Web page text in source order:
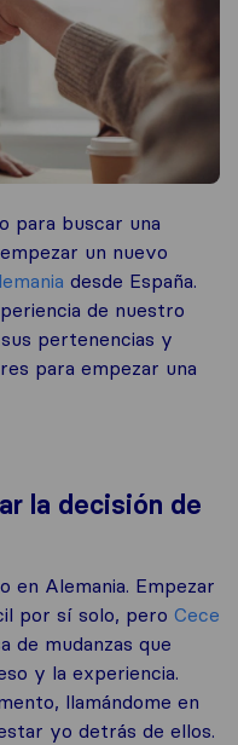
para buscar una
un nuevo
desde España.
de nuestro
pertenencias y
para empezar una
la decisión de
en Alemania. Empezar
por sí solo, pero Cece
de mudanzas que
y la experiencia.
llamándome en
yo detrás de ellos.